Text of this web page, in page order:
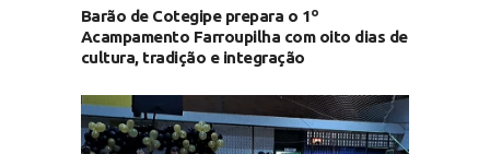
Barão de Cotegipe prepara o 1º
Acampamento Farroupilha com oito dias de
cultura, tradição e integração